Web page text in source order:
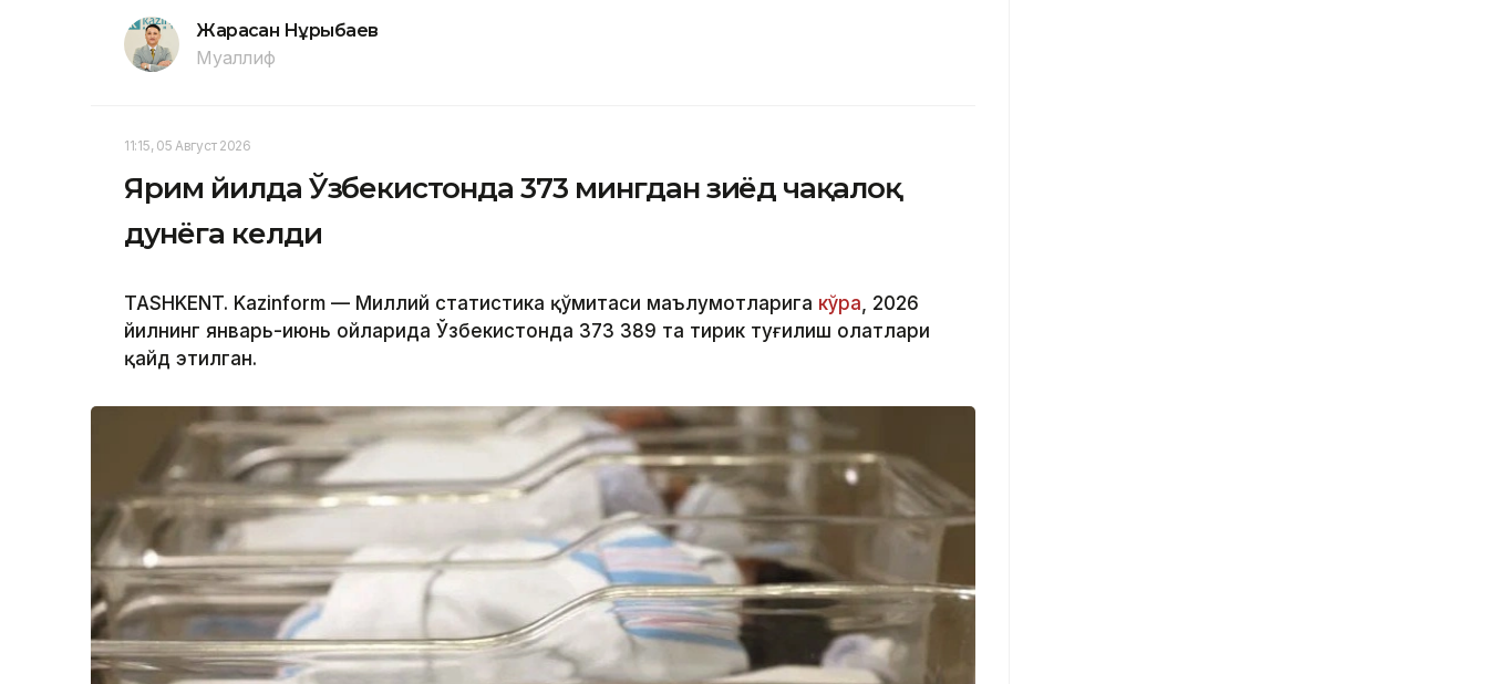
Жарасқан Нұрыбаев
Муаллиф
11:15, 05 Август 2026
Ярим йилда Ўзбекистонда 373 мингдан зиёд чақалоқ
дунёга келди
TASHKENT. Kazinform — Миллий статистика қўмитаси маълумотларига кўра, 2026
йилнинг январь-июнь ойларида Ўзбекистонда 373 389 та тирик туғилиш ҳолатлари
қайд этилган.